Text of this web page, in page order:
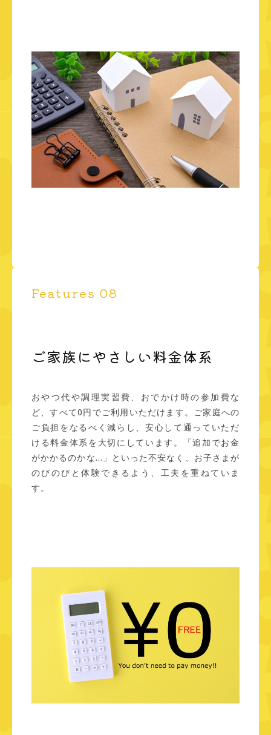
Features 08
ご家族にやさしい料金体系
おやつ代や調理実習費、おでかけ時の参加費な
ど、すべて0円でご利用いただけます。ご家庭への
ご負担をなるべく減らし、安心して通っていただ
ける料金体系を大切にしています。「追加でお金
がかかるのかな…」といった不安なく、お子さまが
のびのびと体験できるよう、工夫を重ねていま
す。